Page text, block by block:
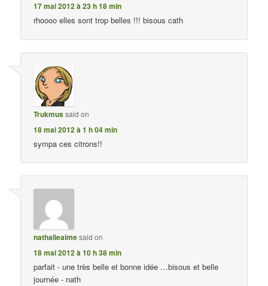
17 mai 2012 à 23 h 18 min
rhoooo elles sont trop belles !!! bisous cath
Trukmussaid on
18 mai 2012 à 1 h 04 min
sympa ces citrons!!
nathalieaimesaid on
18 mai 2012 à 10 h 38 min
parfait - une très belle et bonne idée …bisous et belle
journée - nath